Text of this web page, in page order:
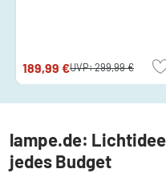
189,99 €UVP:299,99 €
lampe.de:
jedes Budget